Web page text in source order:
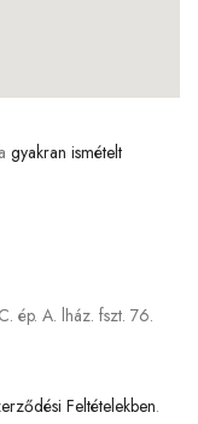
gyakran ismételt
ép. A. lház. fszt. 76.
Feltételekben.